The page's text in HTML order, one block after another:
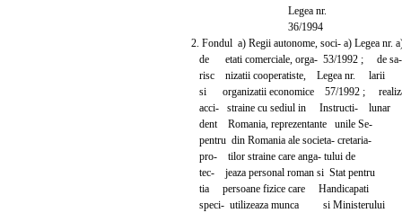
Legea nr.
36/1994
2. Fondul a) Regii autonome, soci- a) Legea
de etati comerciale, orga- 53/1992 ; de
risc nizatii cooperatiste, Legea nr. larii
si organizatii economice 57/1992 ;
acci- straine cu sediul in Instructi- lunar
dent Romania, reprezentante unile Se-
pentru din Romania ale societa- cretaria-
pro- tilor straine care anga- tului de
tec- jeaza personal roman si Stat pentru
tia persoane fizice care Handicapati
speci- utilizeaza munca si Ministerului